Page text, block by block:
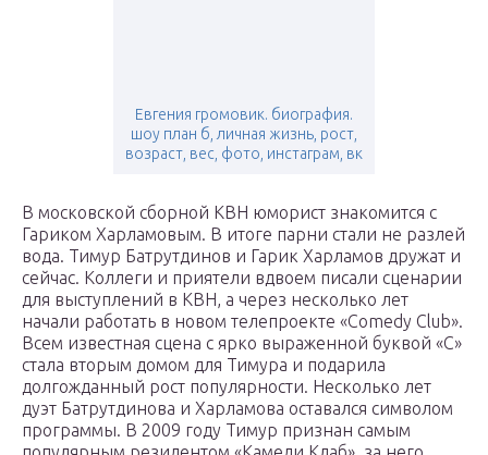
Евгения громовик. биография.
шоу план б, личная жизнь, рост,
возраст, вес, фото, инстаграм, вк
В московской сборной КВН юморист знакомится с
Гариком Харламовым. В итоге парни стали не разлей
вода. Тимур Батрутдинов и Гарик Харламов дружат и
сейчас. Коллеги и приятели вдвоем писали сценарии
для выступлений в КВН, а через несколько лет
начали работать в новом телепроекте «Comedy Club».
Всем известная сцена с ярко выраженной буквой «С»
стала вторым домом для Тимура и подарила
долгожданный рост популярности. Несколько лет
дуэт Батрутдинова и Харламова оставался символом
программы. В 2009 году Тимур признан самым